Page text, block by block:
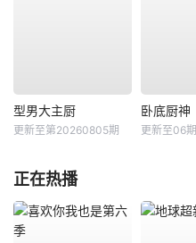
型男大主厨
更新至第20260805期
卧底厨神
更新至06期
正在热播